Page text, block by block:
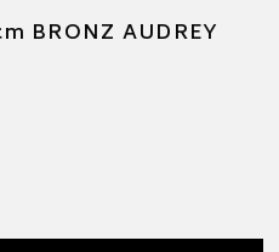
BRONZ AUDREY